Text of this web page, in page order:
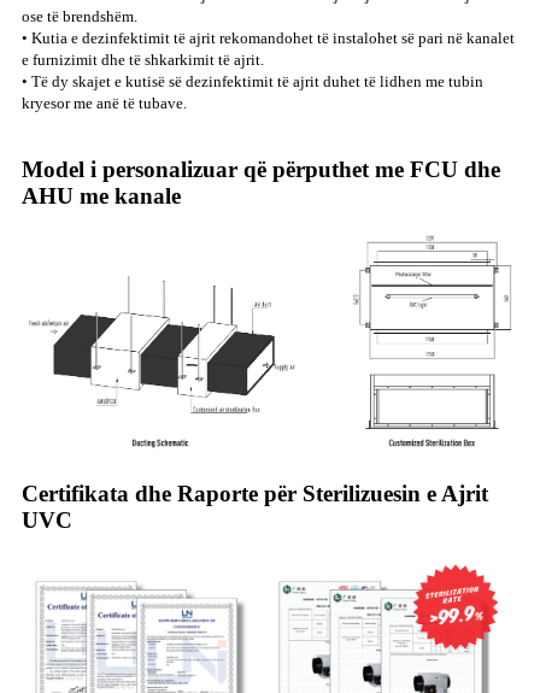
ose të brendshëm.
• Kutia e dezinfektimit të ajrit rekomandohet të instalohet së pari në kanalet
e furnizimit dhe të shkarkimit të ajrit.
• Të dy skajet e kutisë së dezinfektimit të ajrit duhet të lidhen me tubin
kryesor me anë të tubave.
Model i personalizuar që përputhet me FCU dhe
AHU me kanale
Certifikata dhe Raporte për Sterilizuesin e Ajrit
UVC